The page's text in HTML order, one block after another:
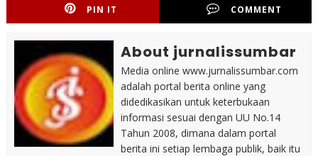
PIN IT COMMENT
About jurnalissumbar
Media online www.jurnalissumbar.com
adalah portal berita online yang
didedikasikan untuk keterbukaan
informasi sesuai dengan UU No.14
Tahun 2008, dimana dalam portal
berita ini setiap lembaga publik, baik itu